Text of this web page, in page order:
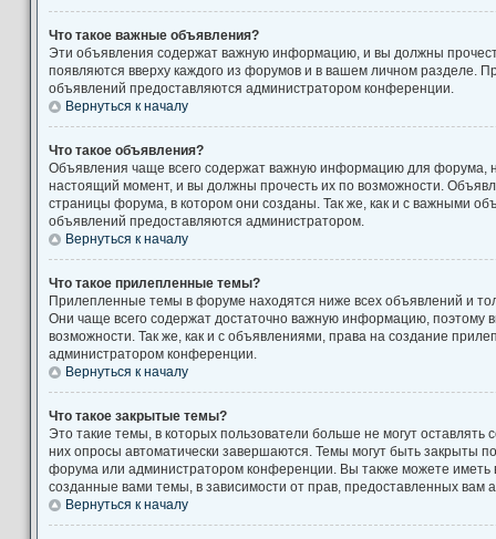
Что такое важные объявления?
Эти объявления содержат важную информацию, и вы должны
появляются вверху каждого из форумов и в вашем личном разделе.
объявлений предоставляются администратором конференции.
Вернуться к началу
Что такое объявления?
Объявления чаще всего содержат важную информацию для форума,
настоящий момент, и вы должны прочесть их по возможности.
страницы форума, в котором они созданы. Так же, как и с важными
объявлений предоставляются администратором.
Вернуться к началу
Что такое прилепленные темы?
Прилепленные темы в форуме находятся ниже всех объявлений и
Они чаще всего содержат достаточно важную информацию, поэтому
возможности. Так же, как и с объявлениями, права на создание
администратором конференции.
Вернуться к началу
Что такое закрытые темы?
Это такие темы, в которых пользователи больше не могут
них опросы автоматически завершаются. Темы могут быть закрыты
форума или администратором конференции. Вы также можете иметь
созданные вами темы, в зависимости от прав, предоставленных вам
Вернуться к началу